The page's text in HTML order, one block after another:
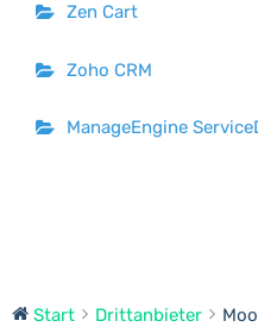
Zen Cart
Zoho CRM
ManageEngine
Start Drittanbieter